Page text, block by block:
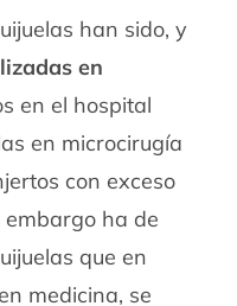
han sido, y
en
en el hospital
en microcirugía
con exceso
embargo ha de
que en
medicina, se